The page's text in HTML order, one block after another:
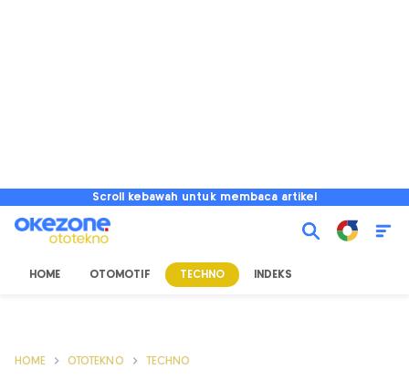
Scroll kebawah untuk membaca artikel
HOME OTOMOTIF TECHNO INDEKS
HOME OTOTEKNO TECHNO